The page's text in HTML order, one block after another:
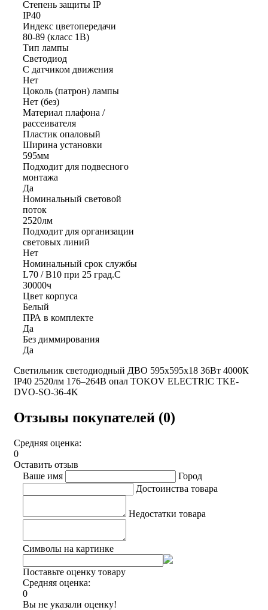
Степень защиты IP
IP40
Индекс цветопередачи
80-89 (класс 1В)
Тип лампы
Светодиод
С датчиком движения
Нет
Цоколь (патрон) лампы
Нет (без)
Материал плафона /
рассеивателя
Пластик опаловый
Ширина установки
595мм
Подходит для подвесного
монтажа
Да
Номинальный световой
поток
2520лм
Подходит для организации
световых линий
Нет
Номинальный срок службы
L70 / B10 при 25 град.C
30000ч
Цвет корпуса
Белый
ПРА в комплекте
Да
Без диммирования
Да
Светильник светодиодный ДВО 595х595х18 36Вт 4000К
IP40 2520лм 176–264В опал TOKOV ELECTRIC TKE-
DVO-SO-36-4K
Отзывы покупателей (0)
Средняя оценка:
0
Оставить отзыв
Ваше имя
Город
Достоинства товара
Недостатки товара
Символы на картинке
Поставьте оценку товару
Средняя оценка:
0
Вы не указали оценку!